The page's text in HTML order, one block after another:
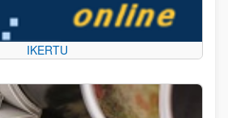
IKERTU